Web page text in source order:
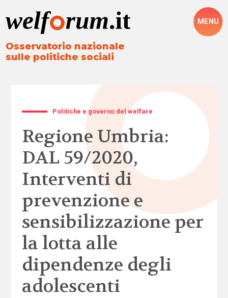
Osservatorio nazionale
sulle politiche sociali
MENU
Politiche e governo del welfare
Regione Umbria:
DAL 59/2020,
Interventi di
prevenzione e
sensibilizzazione per
la lotta alle
dipendenze degli
adolescenti